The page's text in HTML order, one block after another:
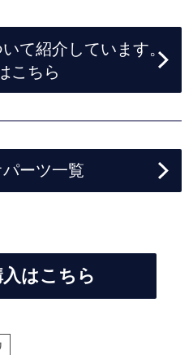
て紹介しています。
こちら
ーツ一覧
はこちら